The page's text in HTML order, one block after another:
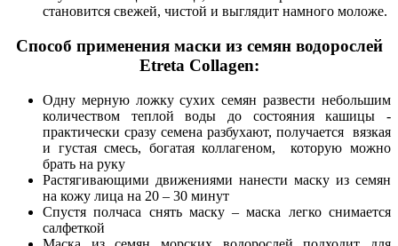
становится свежей, чистой и выглядит намного моложе.
Способ применения маски из семян водорослей
Etreta Collagen:
Одну мерную ложку сухих семян развести небольшим
количеством теплой воды до состояния кашицы -
практически сразу семена разбухают, получается вязкая
и густая смесь, богатая коллагеном, которую можно
брать на руку
Растягивающими движениями нанести маску из семян
на кожу лица на 20 – 30 минут
Спустя полчаса снять маску – маска легко снимается
салфеткой